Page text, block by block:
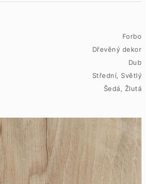
Forbo
Dřevěný dekor
Dub
Střední, Světlý
Šedá, Žlutá